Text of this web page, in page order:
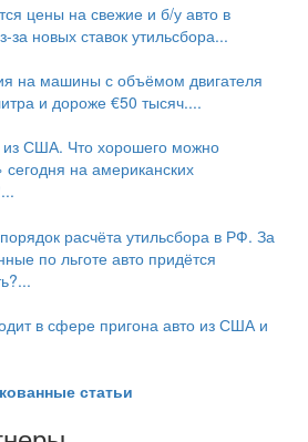
цены на свежие и б/у авто в
за новых ставок утильсбора...
на машины с объёмом двигателя
и дороже €50 тысяч....
США. Что хорошего можно
сегодня на американских
расчёта утильсбора в РФ. За
по льготе авто придётся
в сфере пригона авто из США и
статьи